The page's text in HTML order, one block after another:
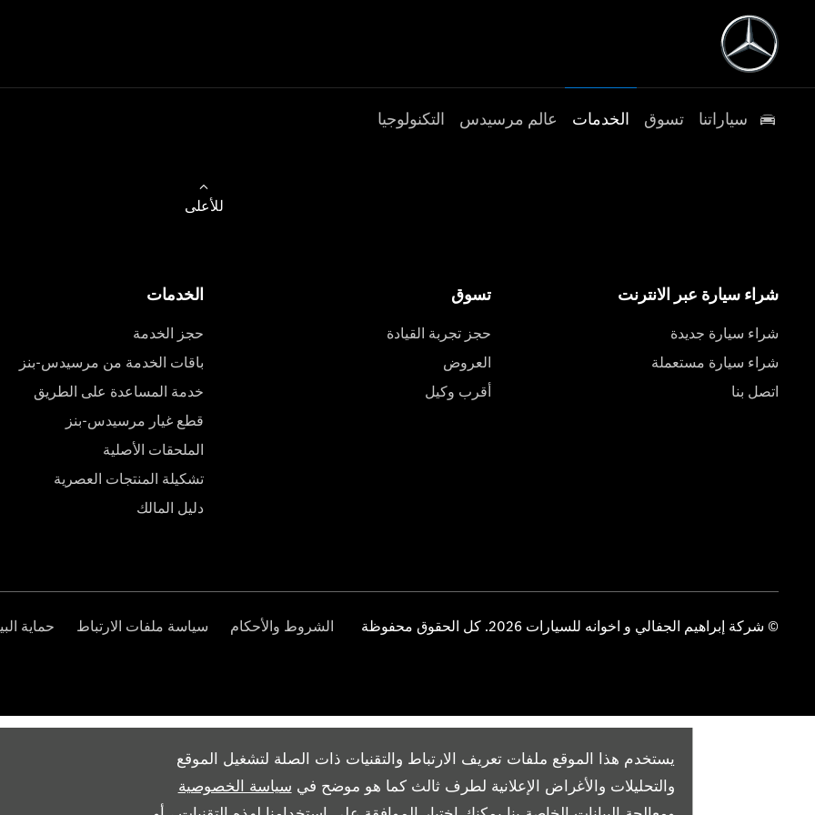
يستخدم هذا الموقع ملفات تعريف الارتباط والتقنيات ذات الصلة لتشغيل الموقع
والتحليلات والأغراض الإعلانية لطرف ثالث كما هو موضح في سياسة الخصوصية
سياراتنا تسوق الخدمات عالم مرسيدس التكنولوجيا
للأعلى
شراء سيارة عبر الانترنت
شراء سيارة جديدة
شراء سيارة مستعملة
اتصل بنا
تسوق
حجز تجربة القيادة
العروض
أقرب وكيل
الخدمات
حجز الخدمة
باقات الخدمة من مرسيدس-بنز
خدمة المساعدة على الطريق
قطع غيار مرسيدس-بنز
الملحقات الأصلية
تشكيلة المنتجات العصرية
دليل المالك
© شركة إبراهيم الجفالي و اخوانه للسيارات 2026. كل الحقوق محفوظة الشروط والأحكام سياسة ملفات الارتباط حماية